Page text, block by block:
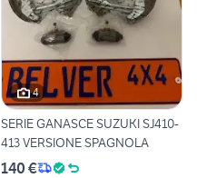
4
SERIE GANASCE SUZUKI SJ410-
413 VERSIONE SPAGNOLA
140 €